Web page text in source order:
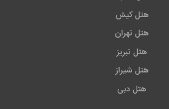
هتل کیش
هتل تهران
هتل تبریز
هتل شیراز
هتل دبی